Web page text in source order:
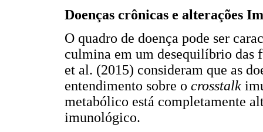
Doenças crônicas e alterações
O quadro de doença pode ser
culmina em um desequilíbrio das
et al. (2015) consideram que as
entendimento sobre o crosstalk
metabólico está completamente
imunológico.